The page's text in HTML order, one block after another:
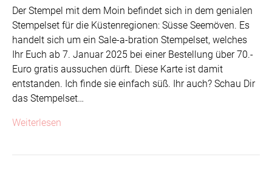
Der Stempel mit dem Moin befindet sich in dem genialen
Stempelset für die Küstenregionen: Süsse Seemöven. Es
handelt sich um ein Sale-a-bration Stempelset, welches
Ihr Euch ab 7. Januar 2025 bei einer Bestellung über 70.-
Euro gratis aussuchen dürft. Diese Karte ist damit
entstanden. Ich finde sie einfach süß. Ihr auch? Schau Dir
das Stempelset…
Weiterlesen